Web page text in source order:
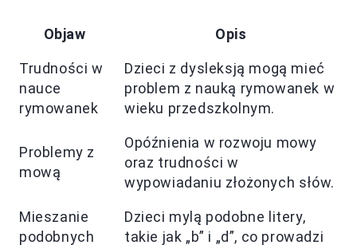
Objaw Opis
Trudności w
nauce
rymowanek
Dzieci z dysleksją mogą mieć
problem z nauką rymowanek w
wieku przedszkolnym.
Problemy z
mową
Opóźnienia w rozwoju mowy
oraz trudności w
wypowiadaniu złożonych słów.
Mieszanie
podobnych
Dzieci mylą podobne litery,
takie jak „b” i „d”, co prowadzi